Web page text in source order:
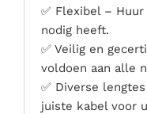
✅ Flexibel –
nodig heeft.
✅ Veilig en
voldoen aan alle
✅ Diverse
juiste kabel voor